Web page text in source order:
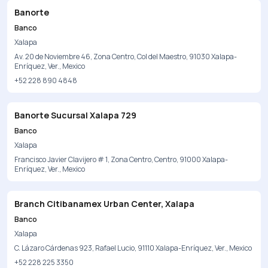
Banorte
Banco
Xalapa
Av. 20 de Noviembre 46, Zona Centro, Col del Maestro, 91030 Xalapa-
Enríquez, Ver., Mexico
+52 228 890 4848
Banorte Sucursal Xalapa 729
Banco
Xalapa
Francisco Javier Clavijero # 1, Zona Centro, Centro, 91000 Xalapa-
Enríquez, Ver., Mexico
Branch Citibanamex Urban Center, Xalapa
Banco
Xalapa
C. Lázaro Cárdenas 923, Rafael Lucio, 91110 Xalapa-Enríquez, Ver., Mexico
+52 228 225 3350